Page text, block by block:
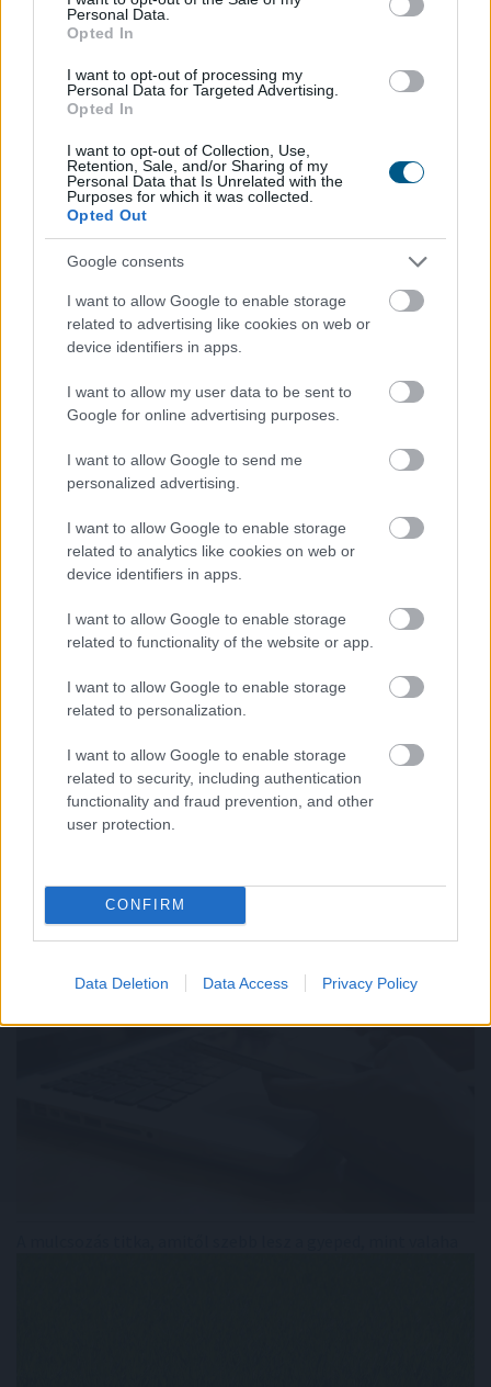
Personal Data.
Opted In
I want to opt-out of processing my
Personal Data for Targeted Advertising.
Opted In
I want to opt-out of Collection, Use,
Retention, Sale, and/or Sharing of my
Personal Data that Is Unrelated with the
Purposes for which it was collected.
Opted Out
Google consents
I want to allow Google to enable storage
related to advertising like cookies on web or
device identifiers in apps.
I want to allow my user data to be sent to
Google for online advertising purposes.
I want to allow Google to send me
personalized advertising.
I want to allow Google to enable storage
related to analytics like cookies on web or
device identifiers in apps.
I want to allow Google to enable storage
related to functionality of the website or app.
I want to allow Google to enable storage
related to personalization.
I want to allow Google to enable storage
related to security, including authentication
functionality and fraud prevention, and other
user protection.
CONFIRM
Data Deletion Data Access Privacy Policy
Elmaradt egyelőre az albérletpiaci roham - mennyibe
kerülnek most a kiadó lakások?
Felhívás a magyar kkv-szektor összefogására az
energiakrízis kezelésére
22bet – Slotok és élő játékok egy helyen, áttekinthetően